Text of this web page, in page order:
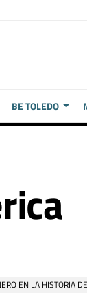
BE TOLEDO
EN LA HISTORIA